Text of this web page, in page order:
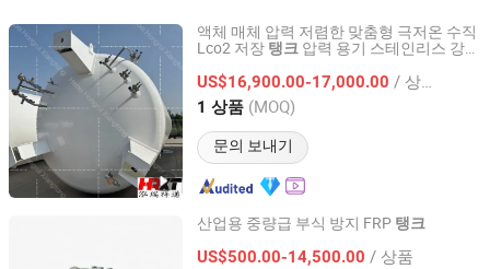
요?
액체 매체 압력 저렴한 맞춤형 극저온 수직
Lco2 저장 탱크 압력 용기 스테인리스 강
US$16,900.00-17,000.00 / 상품
1 상품 (MOQ)
문의 보내기
Hebei Hongrui Xiangtong Heavy Industry Co., Ltd.
Hebei, China 이후 2026
산업용 중량급 부식 방지 FRP 탱크
US$500.00-14,500.00 / 상품
Hengshui Xinyi Composite Materials Co., Ltd.